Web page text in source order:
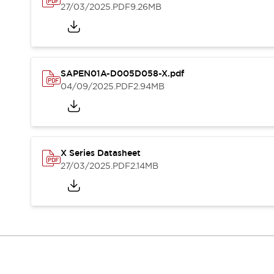
Veranstaltungen / Seminare
Kontaktieren Sie uns
So finden Sie uns
27/03/2025.PDF9.26MB
SAPEN01A-D005D058-X.pdf
04/09/2025.PDF2.94MB
X Series Datasheet
27/03/2025.PDF2.14MB